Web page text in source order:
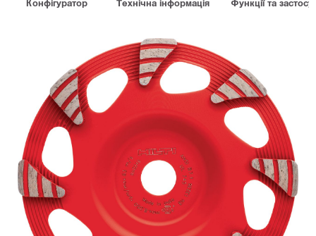
Конфігуратор Технічна інформація Функції та